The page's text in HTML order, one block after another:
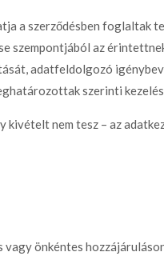
a szerződésben foglaltak
szempontjából az
adatfeldolgozó
szerinti
nem tesz – az
önkéntes